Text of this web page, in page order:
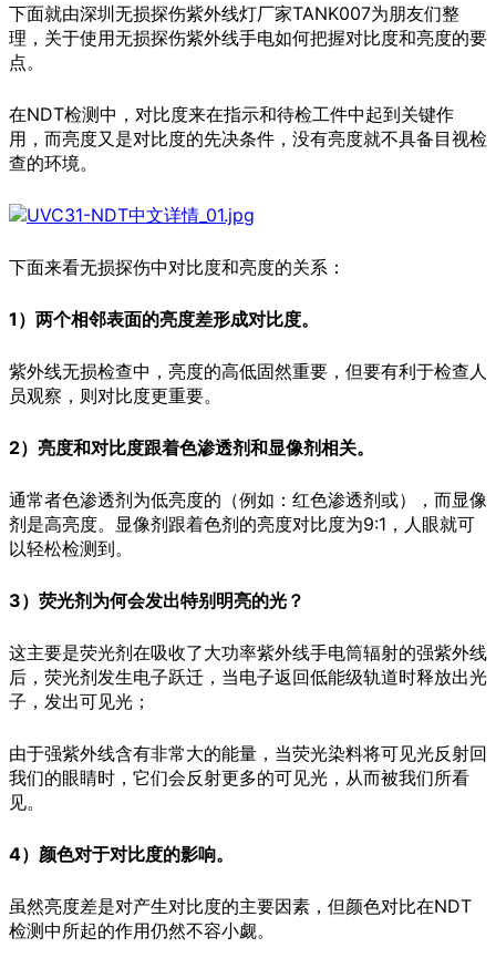
下面就由深圳无损探伤紫外线灯厂家TANK007为朋友们整
理，关于使用无损探伤紫外线手电如何把握对比度和亮度的要
点。
在NDT检测中，对比度来在指示和待检工件中起到关键作
用，而亮度又是对比度的先决条件，没有亮度就不具备目视检
查的环境。
下面来看无损探伤中对比度和亮度的关系：
1）两个相邻表面的亮度差形成对比度。
紫外线无损检查中，亮度的高低固然重要，但要有利于检查人
员观察，则对比度更重要。
2）亮度和对比度跟着色渗透剂和显像剂相关。
通常者色渗透剂为低亮度的（例如：红色渗透剂或），而显像
剂是高亮度。显像剂跟着色剂的亮度对比度为9:1，人眼就可
以轻松检测到。
3）荧光剂为何会发出特别明亮的光？
这主要是荧光剂在吸收了大功率紫外线手电筒辐射的强紫外线
后，荧光剂发生电子跃迁，当电子返回低能级轨道时释放出光
子，发出可见光；
由于强紫外线含有非常大的能量，当荧光染料将可见光反射回
我们的眼睛时，它们会反射更多的可见光，从而被我们所看
见。
4）颜色对于对比度的影响。
虽然亮度差是对产生对比度的主要因素，但颜色对比在NDT
检测中所起的作用仍然不容小觑。